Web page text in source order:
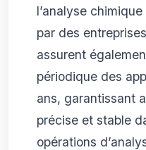
l’analyse
par des
assurent
périodique des
ans, garantissant
précise et stable
opérations